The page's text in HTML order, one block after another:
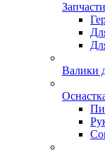
Валики